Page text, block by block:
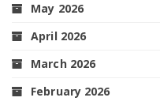
May 2026
April 2026
March 2026
February 2026